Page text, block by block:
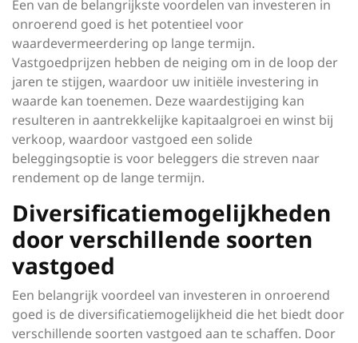
Een van de belangrijkste voordelen van investeren in
onroerend goed is het potentieel voor
waardevermeerdering op lange termijn.
Vastgoedprijzen hebben de neiging om in de loop der
jaren te stijgen, waardoor uw initiële investering in
waarde kan toenemen. Deze waardestijging kan
resulteren in aantrekkelijke kapitaalgroei en winst bij
verkoop, waardoor vastgoed een solide
beleggingsoptie is voor beleggers die streven naar
rendement op de lange termijn.
Diversificatiemogelijkheden
door verschillende soorten
vastgoed
Een belangrijk voordeel van investeren in onroerend
goed is de diversificatiemogelijkheid die het biedt door
verschillende soorten vastgoed aan te schaffen. Door